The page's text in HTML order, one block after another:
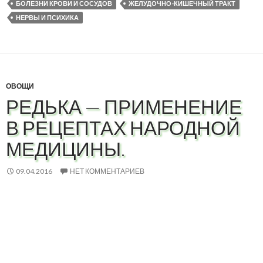
БОЛЕЗНИ КРОВИ И СОСУДОВ
ЖЕЛУДОЧНО-КИШЕЧНЫЙ ТРАКТ
НЕРВЫ И ПСИХИКА
ОВОЩИ
РЕДЬКА — ПРИМЕНЕНИЕ
В РЕЦЕПТАХ НАРОДНОЙ
МЕДИЦИНЫ.
09.04.2016 НЕТ КОММЕНТАРИЕВ